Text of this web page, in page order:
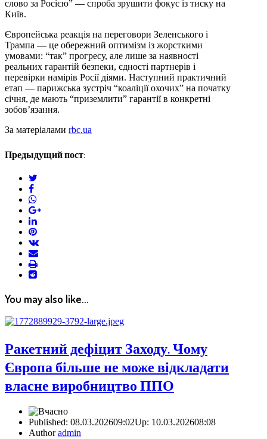
слово за Росією” — спроба зрушити фокус із тиску на
Київ.
Європейська реакція на переговори Зеленського і
Трампа — це обережний оптимізм із жорсткими
умовами: “так” прогресу, але лише за наявності
реальних гарантій безпеки, єдності партнерів і
перевірки намірів Росії діями. Наступний практичний
етап — парижська зустріч “коаліції охочих” на початку
січня, де мають “приземлити” гарантії в конкретні
зобов’язання.
За матеріалами rbc.ua
Предыдущий пост:
facebook
google+
linkedin
pinterest
vkontakte
email
print
reddit
reddit
You may also like...
Ракетний дефіцит Заходу. Чому
Європа більше не може відкладати
власне виробництво ППО
Published: 08.03.202609:02Up: 10.03.202608:08
Authoradmin